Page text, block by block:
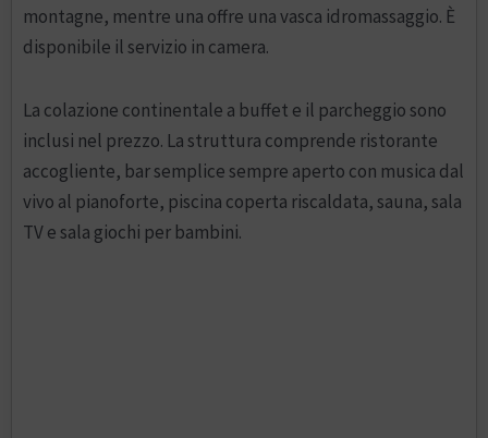
montagne, mentre una offre una vasca idromassaggio. È
disponibile il servizio in camera.
La colazione continentale a buffet e il parcheggio sono
inclusi nel prezzo. La struttura comprende ristorante
accogliente, bar semplice sempre aperto con musica dal
vivo al pianoforte, piscina coperta riscaldata, sauna, sala
TV e sala giochi per bambini.